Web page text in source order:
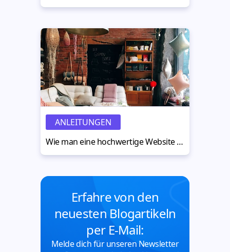
ANLEITUNGEN
Wie man eine hochwertige Website für Innengestaltung erstellt
Erfahre von den
neuesten Blogartikeln
per E-Mail:
Melde dich für unseren Newsletter